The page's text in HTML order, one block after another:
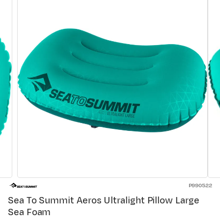
P990522
Sea To Summit Aeros Ultralight Pillow Large
Sea Foam